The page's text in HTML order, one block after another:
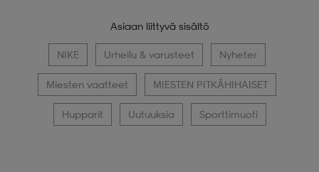
Asiaan liittyvä sisältö
NIKE Urheilu & varusteet Nyheter
Miesten vaatteet MIESTEN PITKÄHIHAISET
Hupparit Uutuuksia Sporttimuoti